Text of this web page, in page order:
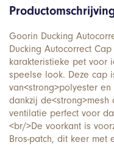
Goorin Ducking
Ducking Autocorrect
karakteristieke pet voor
speelse look. Deze cap
van<strong>polyester
dankzij
ventilatie perfect voor
<br/>De voorkant is
Bros-patch, dit keer met